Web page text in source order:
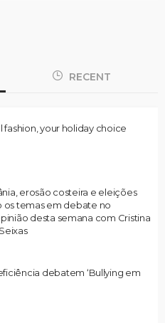
RECENT
fashion, your holiday choice
erosão costeira e eleições
os temas em debate no
desta semana com Cristina
debatem ‘Bullying em